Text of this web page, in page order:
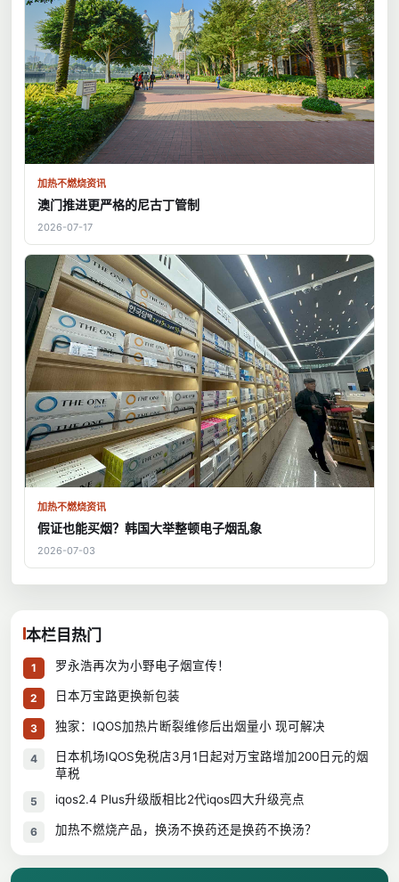
加热不燃烧资讯
澳门推进更严格的尼古丁管制
2026-07-17
加热不燃烧资讯
假证也能买烟？韩国大举整顿电子烟乱象
2026-07-03
本栏目热门
1 罗永浩再次为小野电子烟宣传！
2 日本万宝路更换新包装
3 独家：IQOS加热片断裂维修后出烟量小 现可解决
4
日本机场IQOS免税店3月1日起对万宝路增加200日元的烟
草税
5 iqos2.4 Plus升级版相比2代iqos四大升级亮点
6 加热不燃烧产品，换汤不换药还是换药不换汤？